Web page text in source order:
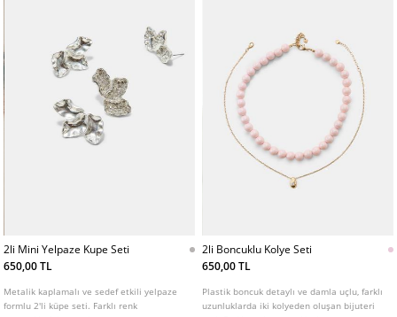
2li Mini Yelpaze Kupe Seti
650,00 TL
Metalik kaplamalı ve sedef etkili yelpaze
formlu 2'li küpe seti. Farklı renk
2li Boncuklu Kolye Seti
650,00 TL
Plastik boncuk detaylı ve damla uçlu, farklı
uzunluklarda iki kolyeden oluşan bijuteri